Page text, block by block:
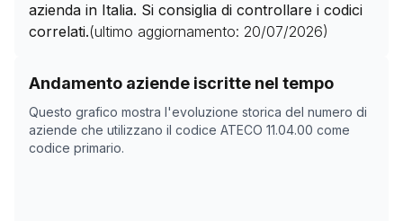
azienda in Italia. Si consiglia di controllare i codici
correlati.(ultimo aggiornamento: 20/07/2026)
Andamento aziende iscritte nel tempo
Questo grafico mostra l'evoluzione storica del numero di
aziende che utilizzano il codice ATECO 11.04.00 come
codice primario.
Storico numero di aziende con codice ATECO
Data rilevazione
11/05/2025
0
21/10/2025